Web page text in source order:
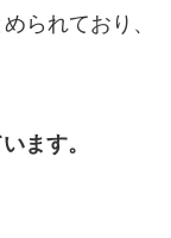
られており、
ます。